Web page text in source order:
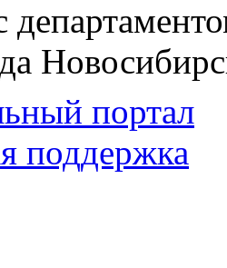
портал
поддержка